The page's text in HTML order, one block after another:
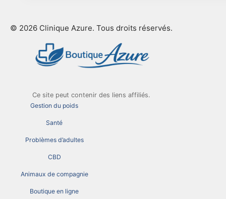
© 2026 Clinique Azure. Tous droits réservés.
Ce site peut contenir des liens affiliés.
Gestion du poids
Santé
Problèmes d’adultes
CBD
Animaux de compagnie
Boutique en ligne